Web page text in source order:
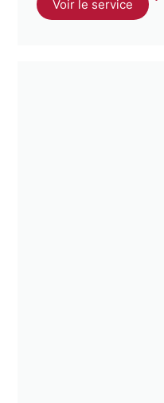
Voir le service